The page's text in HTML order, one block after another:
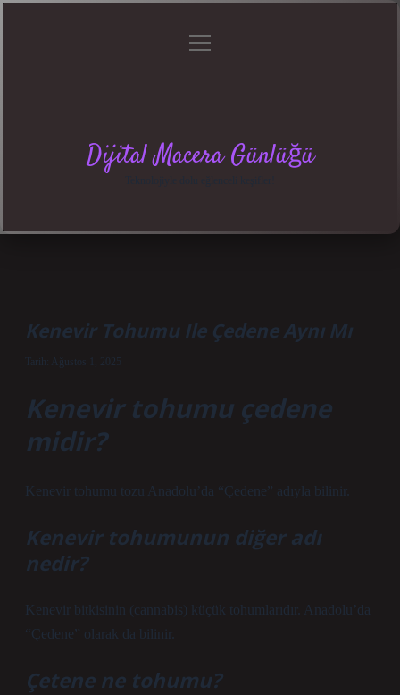
menüyü
Dijital Macera Günlüğü
Kenevir Tohumu Ile Çedene Aynı Mı
Tarih: Ağustos 1, 2025
Kenevir tohumu çedene
midir?
Kenevir tohumu tozu Anadolu’da “Çedene” adıyla bilinir.
Kenevir tohumunun diğer adı
nedir?
Kenevir bitkisinin (cannabis) küçük tohumlarıdır. Anadolu’da
“Çedene” olarak da bilinir.
Çetene ne tohumu?